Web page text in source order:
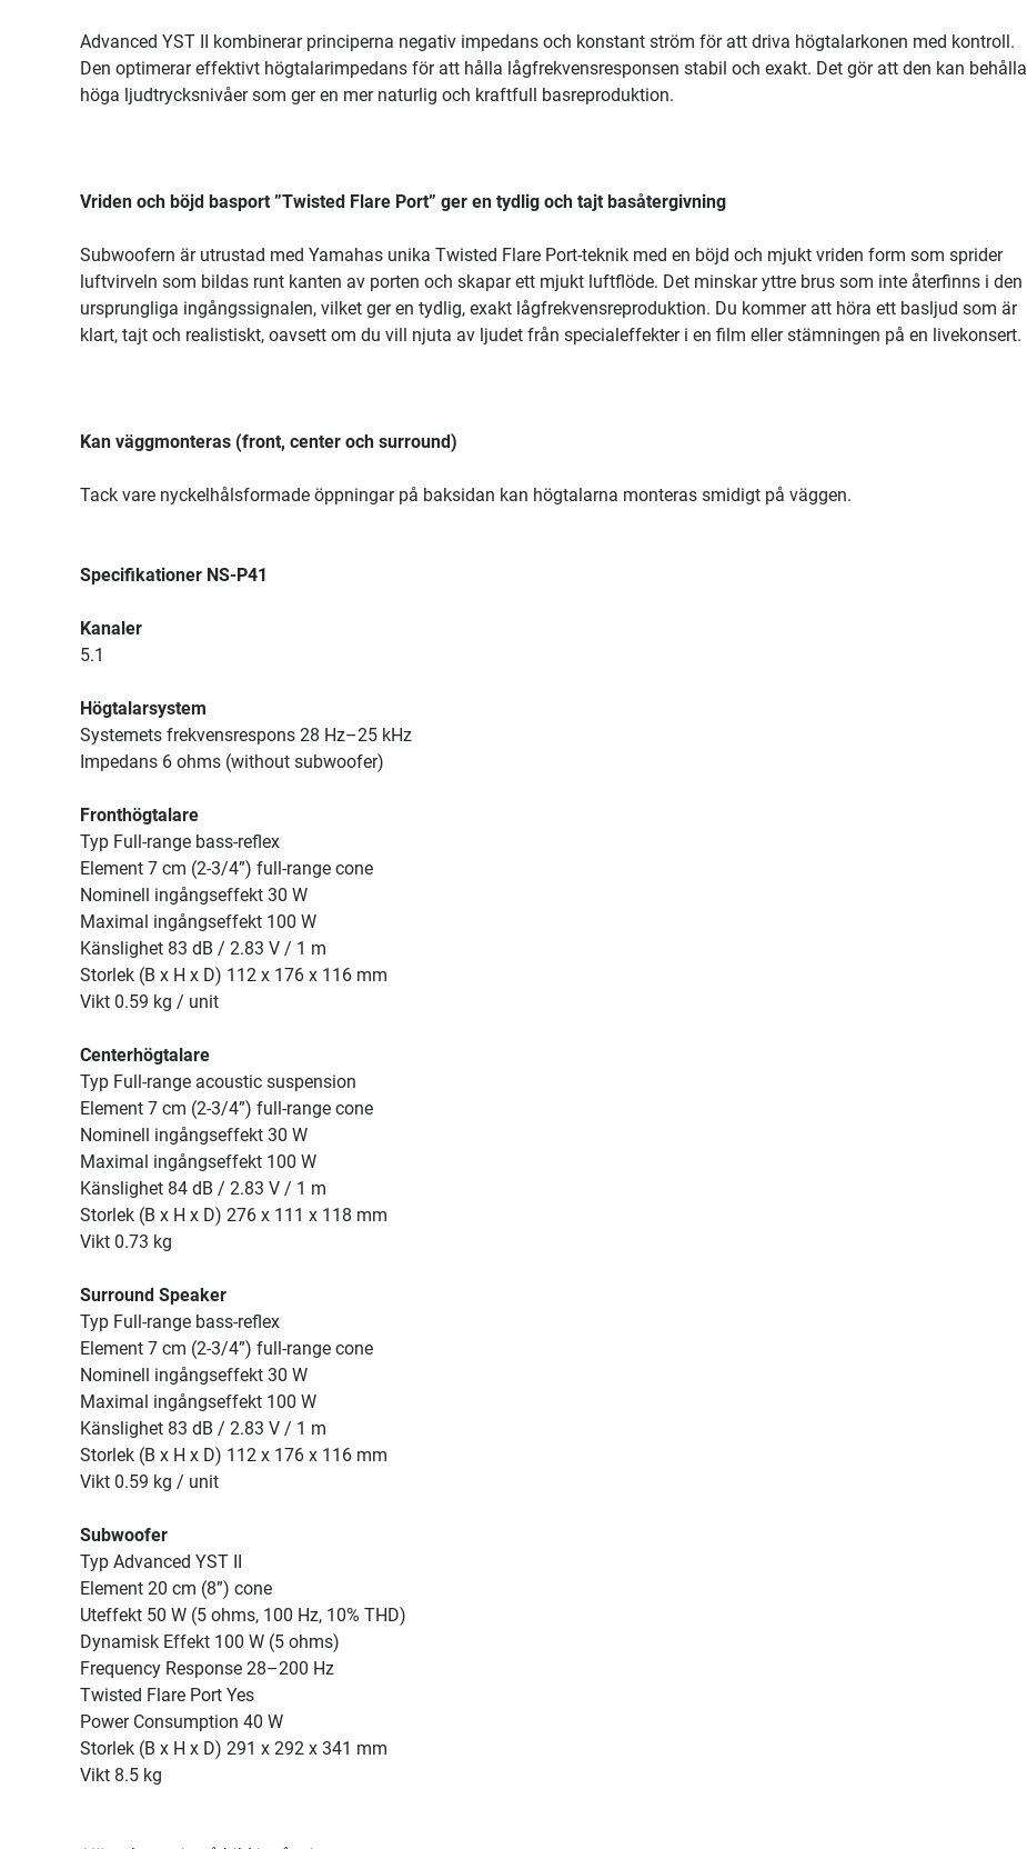
Advanced YST II kombinerar principerna negativ impedans och konstant ström för att driva högtalarkonen med kontroll.
Den optimerar effektivt högtalarimpedans för att hålla lågfrekvensresponsen stabil och exakt. Det gör att den kan behålla
höga ljudtrycksnivåer som ger en mer naturlig och kraftfull basreproduktion.
Vriden och böjd basport ”Twisted Flare Port” ger en tydlig och tajt basåtergivning
Subwoofern är utrustad med Yamahas unika Twisted Flare Port-teknik med en böjd och mjukt vriden form som sprider
luftvirveln som bildas runt kanten av porten och skapar ett mjukt luftflöde. Det minskar yttre brus som inte återfinns i den
ursprungliga ingångssignalen, vilket ger en tydlig, exakt lågfrekvensreproduktion. Du kommer att höra ett basljud som är
klart, tajt och realistiskt, oavsett om du vill njuta av ljudet från specialeffekter i en film eller stämningen på en livekonsert.
Kan väggmonteras (front, center och surround)
Tack vare nyckelhålsformade öppningar på baksidan kan högtalarna monteras smidigt på väggen.
Specifikationer NS-P41
Kanaler
5.1
Högtalarsystem
Systemets frekvensrespons 28 Hz–25 kHz
Impedans 6 ohms (without subwoofer)
Fronthögtalare
Typ Full-range bass-reflex
Element 7 cm (2-3/4”) full-range cone
Nominell ingångseffekt 30 W
Maximal ingångseffekt 100 W
Känslighet 83 dB / 2.83 V / 1 m
Storlek (B x H x D) 112 x 176 x 116 mm
Vikt 0.59 kg / unit
Centerhögtalare
Typ Full-range acoustic suspension
Element 7 cm (2-3/4”) full-range cone
Nominell ingångseffekt 30 W
Maximal ingångseffekt 100 W
Känslighet 84 dB / 2.83 V / 1 m
Storlek (B x H x D) 276 x 111 x 118 mm
Vikt 0.73 kg
Surround Speaker
Typ Full-range bass-reflex
Element 7 cm (2-3/4”) full-range cone
Nominell ingångseffekt 30 W
Maximal ingångseffekt 100 W
Känslighet 83 dB / 2.83 V / 1 m
Storlek (B x H x D) 112 x 176 x 116 mm
Vikt 0.59 kg / unit
Subwoofer
Typ Advanced YST II
Element 20 cm (8”) cone
Uteffekt 50 W (5 ohms, 100 Hz, 10% THD)
Dynamisk Effekt 100 W (5 ohms)
Frequency Response 28–200 Hz
Twisted Flare Port Yes
Power Consumption 40 W
Storlek (B x H x D) 291 x 292 x 341 mm
Vikt 8.5 kg